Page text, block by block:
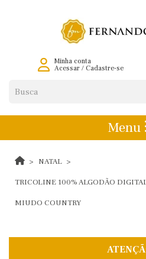
Minha conta
Acessar/ Cadastre-se
Menu
NATAL
TRICOLINE 100% ALGODÃO
MIUDO COUNTRY